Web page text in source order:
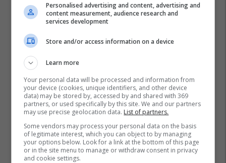
Personalised advertising and content, advertising and
content measurement, audience research and
services development
Store and/or access information on a device
Learn more
Your personal data will be processed and information from
your device (cookies, unique identifiers, and other device
data) may be stored by, accessed by and shared with 369
partners, or used specifically by this site. We and our partners
may use precise geolocation data. List of partners.
Some vendors may process your personal data on the basis
of legitimate interest, which you can object to by managing
your options below. Look for a link at the bottom of this page
or in the site menu to manage or withdraw consent in privacy
and cookie settings.